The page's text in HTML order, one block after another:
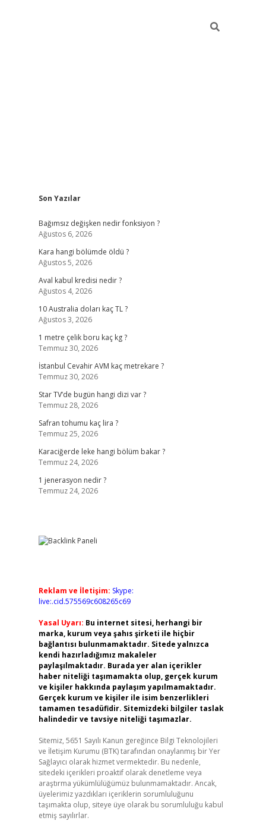
Sidebar
Son Yazılar
Bağımsız değişken nedir fonksiyon ?
Ağustos 6, 2026
Kara hangi bölümde öldü ?
Ağustos 5, 2026
Aval kabul kredisi nedir ?
Ağustos 4, 2026
10 Australia doları kaç TL ?
Ağustos 3, 2026
1 metre çelik boru kaç kg ?
Temmuz 30, 2026
İstanbul Cevahir AVM kaç metrekare ?
Temmuz 30, 2026
Star TV’de bugün hangi dizi var ?
Temmuz 28, 2026
Safran tohumu kaç lira ?
Temmuz 25, 2026
Karaciğerde leke hangi bölüm bakar ?
Temmuz 24, 2026
1 jenerasyon nedir ?
Temmuz 24, 2026
Reklam ve İletişim: Skype:
live:.cid.575569c608265c69
Yasal Uyarı: Bu internet sitesi, herhangi bir
marka, kurum veya şahıs şirketi ile hiçbir
bağlantısı bulunmamaktadır. Sitede yalnızca
kendi hazırladığımız makaleler
paylaşılmaktadır. Burada yer alan içerikler
haber niteliği taşımamakta olup, gerçek kurum
ve kişiler hakkında paylaşım yapılmamaktadır.
Gerçek kurum ve kişiler ile isim benzerlikleri
tamamen tesadüfidir. Sitemizdeki bilgiler taslak
halindedir ve tavsiye niteliği taşımazlar.
Sitemiz, 5651 Sayılı Kanun gereğince Bilgi Teknolojileri
ve İletişim Kurumu (BTK) tarafından onaylanmış bir Yer
Sağlayıcı olarak hizmet vermektedir. Bu nedenle,
sitedeki içerikleri proaktif olarak denetleme veya
araştırma yükümlülüğümüz bulunmamaktadır. Ancak,
üyelerimiz yazdıkları içeriklerin sorumluluğunu
taşımakta olup, siteye üye olarak bu sorumluluğu kabul
etmiş sayılırlar.
ilbet mobil giriş